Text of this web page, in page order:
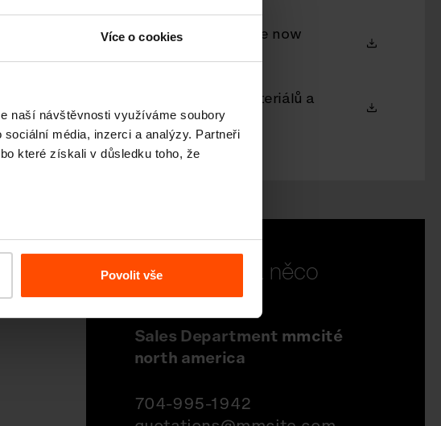
Více o cookies
naší návštěvnosti využíváme soubory
média, inzerci a analýzy. Partneři
které získali v důsledku toho, že
Povolit vše
Public space now
Vzorník materiálů a
barev 2026
Chcete se na něco
doptat?
Sales Department mmcité
north america
704-995-1942